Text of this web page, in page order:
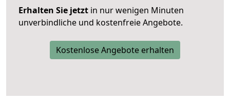
Erhalten Sie jetzt in nur wenigen Minuten
unverbindliche und kostenfreie Angebote.
Kostenlose Angebote erhalten